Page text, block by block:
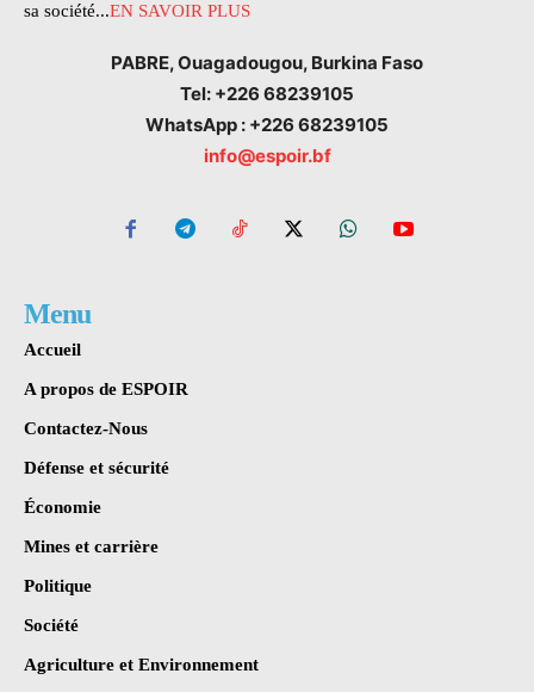
sa société...EN SAVOIR PLUS
PABRE, Ouagadougou, Burkina Faso
Tel: +226 68239105
WhatsApp : +226 68239105
info@espoir.bf
Menu
Accueil
A propos de ESPOIR
Contactez-Nous
Défense et sécurité
Économie
Mines et carrière
Politique
Société
Agriculture et Environnement